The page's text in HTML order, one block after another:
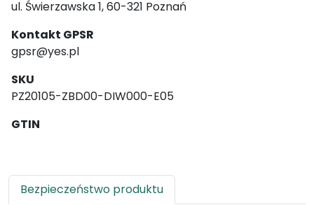
ul. Świerzawska 1, 60-321 Poznań
Kontakt GPSR
gpsr@yes.pl
SKU
PZ20105-ZBD00-DIW000-E05
GTIN
Bezpieczeństwo produktu